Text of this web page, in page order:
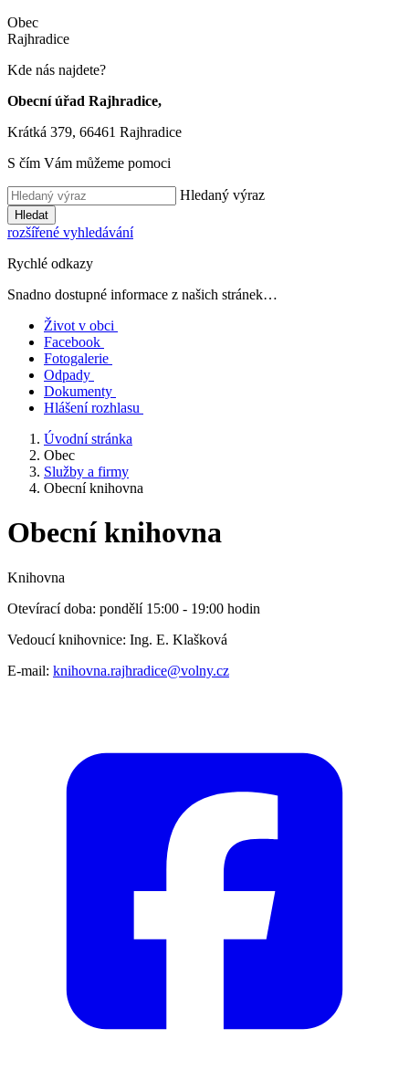
Obec
Rajhradice
Kde nás najdete?
Obecní úřad Rajhradice,
Krátká 379, 66461 Rajhradice
S čím Vám můžeme pomoci
Hledaný výraz
Hledat
rozšířené vyhledávání
Rychlé odkazy
Snadno dostupné informace z našich stránek…
Život v obci
Facebook
Fotogalerie
Odpady
Dokumenty
Hlášení rozhlasu
Úvodní stránka
Obec
Služby a firmy
Obecní knihovna
Obecní knihovna
Knihovna
Otevírací doba: pondělí 15:00 - 19:00 hodin
Vedoucí knihovnice: Ing. E. Klašková
E-mail: knihovna.rajhradice@volny.cz